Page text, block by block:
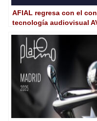
AFIAL regresa con el
tecnología audiovisual